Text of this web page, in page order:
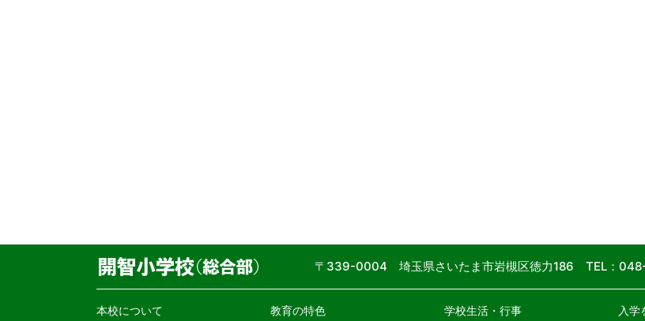
〒339-0004 埼玉県さいたま市岩槻区徳力186 TEL：
本校について
教育の特色
学校生活・行事
入学